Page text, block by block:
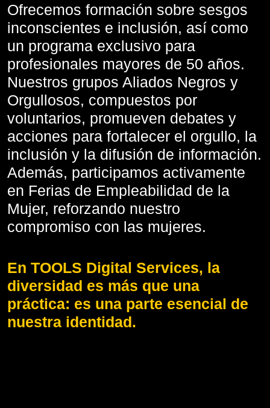
Ofrecemos formación sobre sesgos
inconscientes e inclusión, así como
un programa exclusivo para
profesionales mayores de 50 años.
Nuestros grupos Aliados Negros y
Orgullosos, compuestos por
voluntarios, promueven debates y
acciones para fortalecer el orgullo, la
inclusión y la difusión de información.
Además, participamos activamente
en Ferias de Empleabilidad de la
Mujer, reforzando nuestro
compromiso con las mujeres.
En TOOLS Digital Services, la
diversidad es más que una
práctica: es una parte esencial de
nuestra identidad.